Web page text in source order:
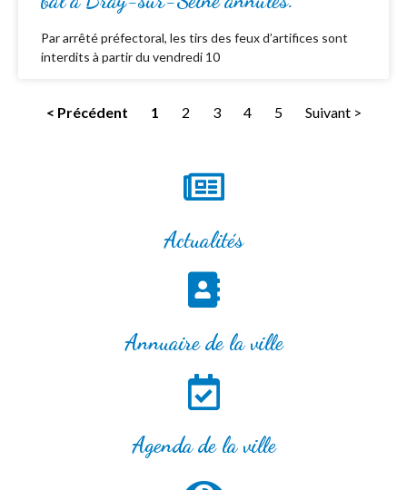
Par arrêté préfectoral, les tirs des feux d’artifices sont
interdits à partir du vendredi 10
< Précédent 1 2 3 4 5 Suivant >
Actualités
Annuaire de la ville
Agenda de la ville